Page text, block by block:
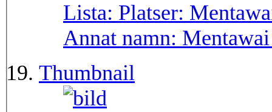
Lista: Platser:
Annat namn:
Thumbnail